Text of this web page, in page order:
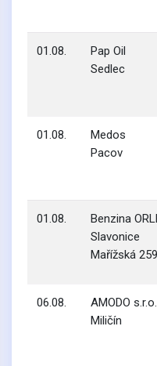
01.08.
Pap Oil
Sedlec
01.08.
Medos
Pacov
01.08.
Benzina
Slavonice
Mařížská 259
06.08.
AMODO s.r.o.
Miličín